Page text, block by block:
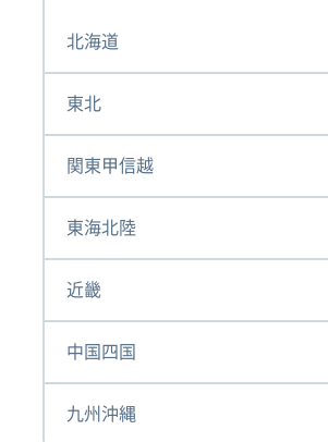
北海道
東北
関東甲信越
東海北陸
近畿
中国四国
九州沖縄